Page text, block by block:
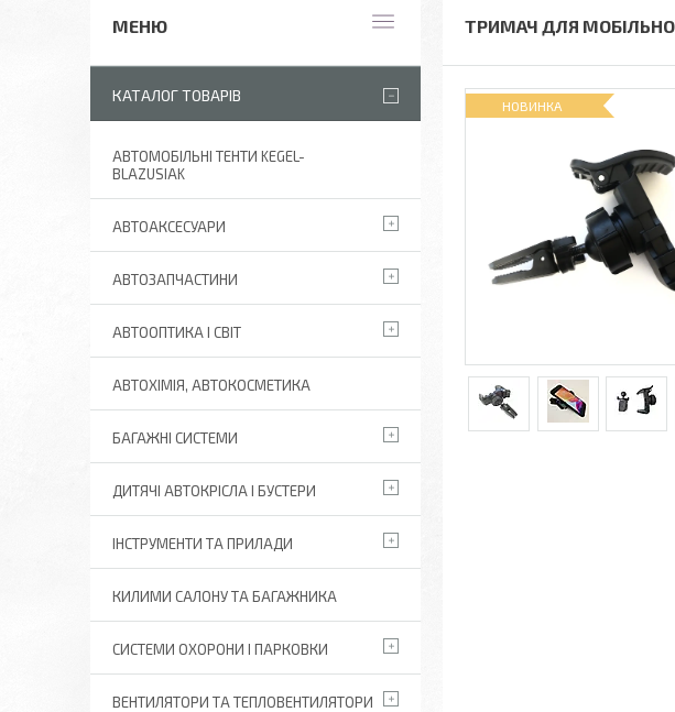
ТРИМАЧ ДЛЯ
НОВИНКА
КАТАЛОГ ТОВАРІВ
АВТОМОБІЛЬНІ ТЕНТИ KEGEL-
BLAZUSIAK
АВТОАКСЕСУАРИ
АВТОЗАПЧАСТИНИ
АВТООПТИКА І СВІТ
АВТОХІМІЯ, АВТОКОСМЕТИКА
БАГАЖНІ СИСТЕМИ
ДИТЯЧІ АВТОКРІСЛА І БУСТЕРИ
ІНСТРУМЕНТИ ТА ПРИЛАДИ
КИЛИМИ САЛОНУ ТА БАГАЖНИКА
СИСТЕМИ ОХОРОНИ І ПАРКОВКИ
ВЕНТИЛЯТОРИ ТА ТЕПЛОВЕНТИЛЯТОРИ